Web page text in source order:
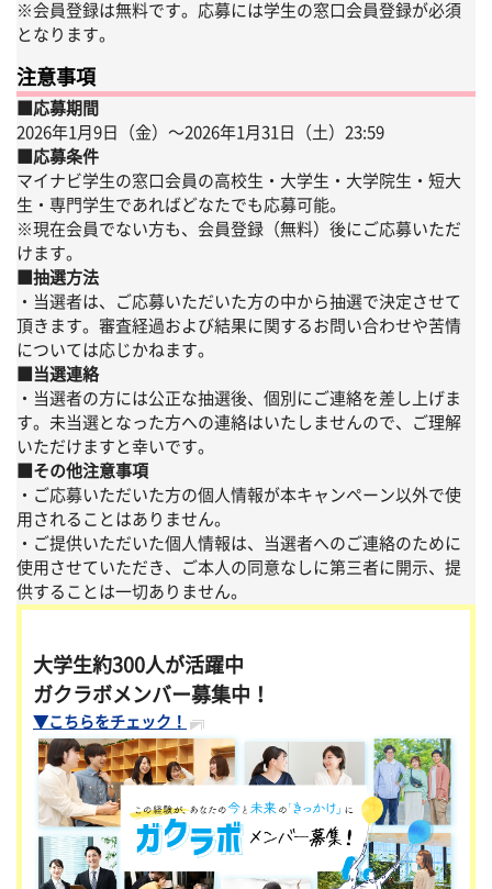
※会員登録は無料です。応募には学生の窓口会員登録が必須
となります。
注意事項
■応募期間
2026年1月9日（金）〜2026年1月31日（土）23:59
■応募条件
マイナビ学生の窓口会員の高校生・大学生・大学院生・短大
生・専門学生であればどなたでも応募可能。
※現在会員でない方も、会員登録（無料）後にご応募いただ
けます。
■抽選方法
・当選者は、ご応募いただいた方の中から抽選で決定させて
頂きます。審査経過および結果に関するお問い合わせや苦情
については応じかねます。
■当選連絡
・当選者の方には公正な抽選後、個別にご連絡を差し上げま
す。未当選となった方への連絡はいたしませんので、ご理解
いただけますと幸いです。
■その他注意事項
・ご応募いただいた方の個人情報が本キャンペーン以外で使
用されることはありません。
・ご提供いただいた個人情報は、当選者へのご連絡のために
使用させていただき、ご本人の同意なしに第三者に開示、提
供することは一切ありません。
大学生約300人が活躍中
ガクラボメンバー募集中！
▼こちらをチェック！